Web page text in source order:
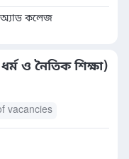
অ্যাড কলেজ
ও নৈতিক শিক্ষা)
vacancies